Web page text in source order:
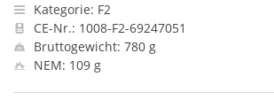
Kategorie: F2
CE-Nr.: 1008-F2-69247051
Bruttogewicht: 780 g
NEM: 109 g